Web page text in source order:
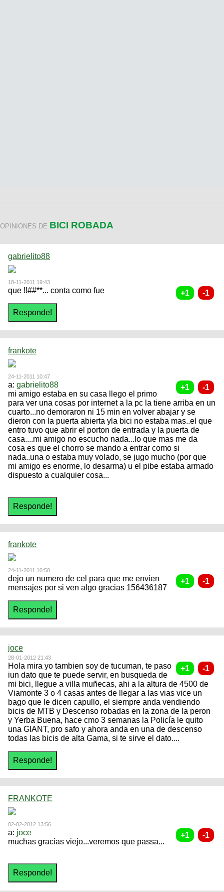
OPINIONES DE BICI ROBADA
gabrielito88
18-11-2011 19:43
que !!##**... conta como fue
frankote
24-11-2011 10:47
a: gabrielito88
mi amigo estaba en su casa llego el primo
para ver una cosas por internet a la pc la tiene arriba en un
cuarto...no demoraron ni 15 min en volver abajar y se
dieron con la puerta abierta yla bici no estaba mas..el que
entro tuvo que abrir el porton de entrada y la puerta de
casa....mi amigo no escucho nada...lo que mas me da
cosa es que el chorro se mando a entrar como si
nada..una o estaba muy volado, se jugo mucho (por que
mi amigo es enorme, lo desarma) u el pibe estaba armado
dispuesto a cualquier cosa...
frankote
24-11-2011 10:50
dejo un numero de cel para que me envien
mensajes por si ven algo gracias 156436187
joce
28-01-2012 21:43
Hola mira yo tambien soy de tucuman, te paso
iun dato que te puede servir, en busqueda de
mi bici, llegue a villa muñecas, ahi a la altura de 4500 de
Viamonte 3 o 4 casas antes de llegar a las vias vice un
bago que le dicen capullo, el siempre anda vendiendo
bicis de MTB y Descenso robadas en la zona de la peron
y Yerba Buena, hace cmo 3 semanas la Policía le quito
una GIANT, pro safo y ahora anda en una de descenso
todas las bicis de alta Gama, si te sirve el dato....
FRANKOTE
02-02-2012 13:56
a: joce
muchas gracias viejo...veremos que passa...